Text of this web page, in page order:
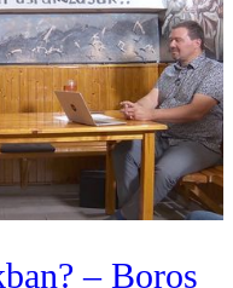
– Boros